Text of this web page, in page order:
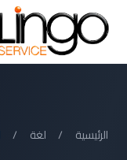
الرئيسية / لغة /